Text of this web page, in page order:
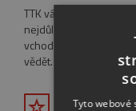
TTK vám pravidelně
nejdůležitější
vchodových dveřích,
vědět. Inspirujte se
Tyto webové